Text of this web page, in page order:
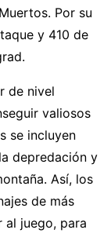
Por su
y 410 de
de nivel
valiosos
se incluyen
depredación y
Así, los
de más
juego, para